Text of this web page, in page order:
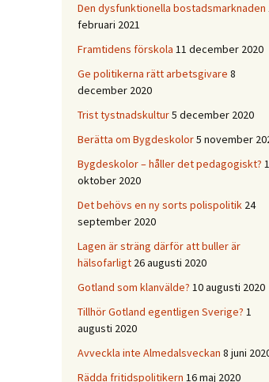
Den dysfunktionella bostadsmarknaden
februari 2021
Framtidens förskola 11 december 2020
Ge politikerna rätt arbetsgivare 8
december 2020
Trist tystnadskultur5 december 2020
Berätta om Bygdeskolor5 november
Bygdeskolor – håller det pedagogiskt?
oktober 2020
Det behövs en ny sorts polispolitik 24
september 2020
Lagen är sträng därför att buller är
hälsofarligt 26 augusti 2020
Gotland som klanvälde? 10 augusti 2020
Tillhör Gotland egentligen Sverige? 1
augusti 2020
Avveckla inte Almedalsveckan 8 juni
Rädda fritidspolitikern 16 maj 2020